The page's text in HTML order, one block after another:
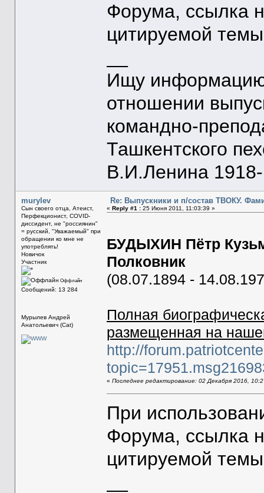
Форума, ссылка
цитируемой
Ищу информацию
отношении
командно-
Ташкентского
В.И.Ленина 1918-
murylev
Сын своего отца, Атеист,
Перфекционист, COVID-
диссидент, не "россиянин"
= русский, "Уважаемый" при
обращении ко мне не
употреблять!
Новичок
Участник
Оффлайн
Сообщений: 13 284
Мурылев Андрей
Анатольевич (Cat)
Re: Выпускники и п/состав ТВОКУ.
« Reply #1 :25 Июня 2011, 11:03:39 »
БУДЫХИН Пётр
Полковник
(08.07.1894 -
Полная
размещенная на
http://
« Последнее редактирование: 02 Декабря 2016,
При
Форума, ссылка
цитируемой